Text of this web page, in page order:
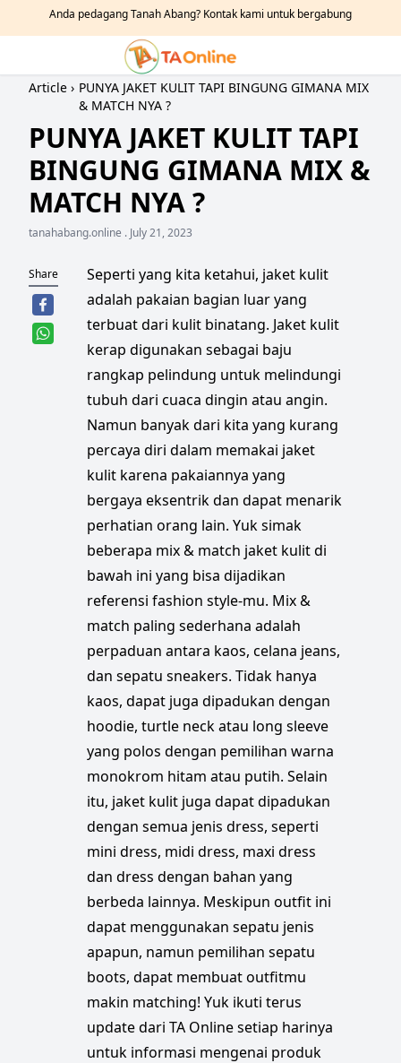
Anda pedagang Tanah Abang? Kontak kami untuk bergabung
Cari toko di Tanah Abang? Coba Request Toko saja
Sudah banyak toko yang terverifikasi di TA Online
Toko dan produk diupdate setiap hari oleh pedagang
Toko dan produk update setiap hari
Lebih mudah cari produk melalui Request Produk
Toko dan produk diupdate setiap hari oleh pedagang
Lebih mudah cari produk melalui Request Produk
Sudah banyak toko yang terverifikasi di TA Online
Cari toko di Tanah Abang? Coba Request Toko saja
Anda Supplier/Reseller di Tanah Abang?
Daftar untuk mempermudah pencarian product/toko
Toko dan produk update setiap hari
Lebih mudah cari produk melalui Request Produk
Sudah banyak toko yang terverifikasi di TA Online
Lebih mudah cari produk melalui Request Produk
Sudah banyak toko yang terverifikasi di TA Online
Toko dan produk update setiap hari
Article › PUNYA JAKET KULIT TAPI BINGUNG GIMANA MIX
& MATCH NYA ?
PUNYA JAKET KULIT TAPI
BINGUNG GIMANA MIX &
MATCH NYA ?
tanahabang.online . July 21, 2023
Share
Seperti yang kita ketahui, jaket kulit
adalah pakaian bagian luar yang
terbuat dari kulit binatang. Jaket kulit
kerap digunakan sebagai baju
rangkap pelindung untuk melindungi
tubuh dari cuaca dingin atau angin.
Namun banyak dari kita yang kurang
percaya diri dalam memakai jaket
kulit karena pakaiannya yang
bergaya eksentrik dan dapat menarik
perhatian orang lain. Yuk simak
beberapa mix & match jaket kulit di
bawah ini yang bisa dijadikan
referensi fashion style-mu. Mix &
match paling sederhana adalah
perpaduan antara kaos, celana jeans,
dan sepatu sneakers. Tidak hanya
kaos, dapat juga dipadukan dengan
hoodie, turtle neck atau long sleeve
yang polos dengan pemilihan warna
monokrom hitam atau putih. Selain
itu, jaket kulit juga dapat dipadukan
dengan semua jenis dress, seperti
mini dress, midi dress, maxi dress
dan dress dengan bahan yang
berbeda lainnya. Meskipun outfit ini
dapat menggunakan sepatu jenis
apapun, namun pemilihan sepatu
boots, dapat membuat outfitmu
makin matching! Yuk ikuti terus
update dari TA Online setiap harinya
untuk informasi mengenai produk